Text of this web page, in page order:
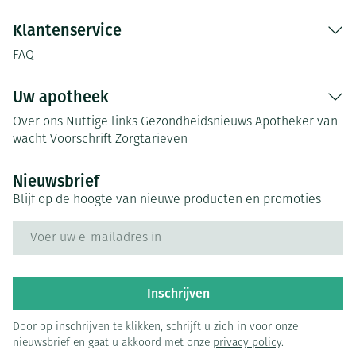
Klantenservice
FAQ
Uw apotheek
Over ons Nuttige links Gezondheidsnieuws Apotheker van
wacht Voorschrift Zorgtarieven
Nieuwsbrief
Blijf op de hoogte van nieuwe producten en promoties
Inschrijven
Door op inschrijven te klikken, schrijft u zich in voor onze
nieuwsbrief en gaat u akkoord met onze privacy policy.